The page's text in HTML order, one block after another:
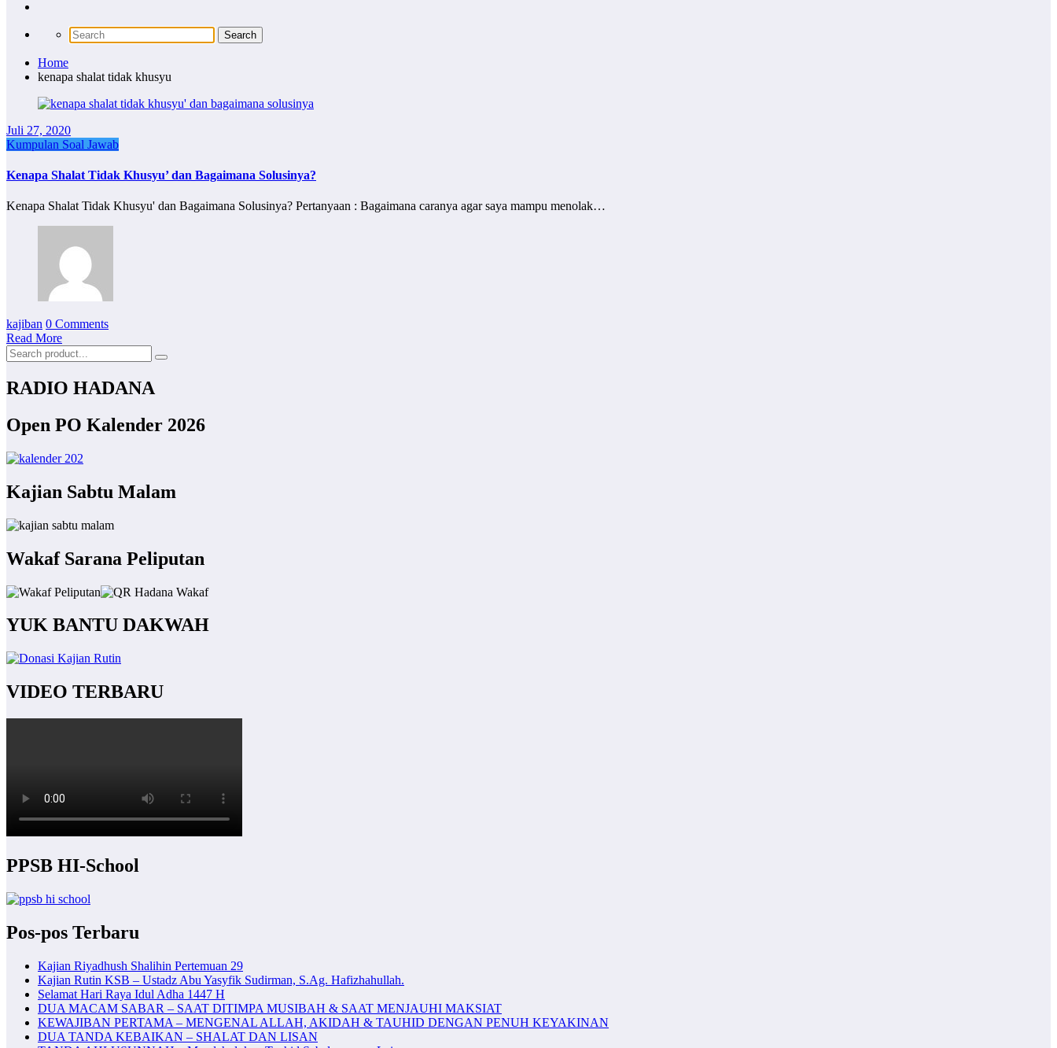
Home
kenapa shalat tidak khusyu
Juli 27, 2020
Kumpulan Soal Jawab
Kenapa Shalat Tidak Khusyu’ dan Bagaimana Solusinya?
Kenapa Shalat Tidak Khusyu' dan Bagaimana Solusinya? Pertanyaan : Bagaimana caranya agar saya mampu menolak…
kajiban 0 Comments
Read More
RADIO HADANA
Open PO Kalender 2026
Kajian Sabtu Malam
Wakaf Sarana Peliputan
YUK BANTU DAKWAH
VIDEO TERBARU
PPSB HI-School
Pos-pos Terbaru
Kajian Riyadhush Shalihin Pertemuan 29
Kajian Rutin KSB – Ustadz Abu Yasyfik Sudirman, S.Ag. Hafizhahullah.
Selamat Hari Raya Idul Adha 1447 H
DUA MACAM SABAR – SAAT DITIMPA MUSIBAH & SAAT MENJAUHI MAKSIAT
KEWAJIBAN PERTAMA – MENGENAL ALLAH, AKIDAH & TAUHID DENGAN PENUH KEYAKINAN
DUA TANDA KEBAIKAN – SHALAT DAN LISAN